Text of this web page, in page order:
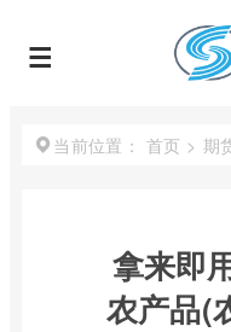
当前位置： 首页 > 期
拿来即
农产品(